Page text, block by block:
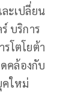
ะเปลี่ยน
บริการ
โตโยต้า
คล้องกับ
คใหม่